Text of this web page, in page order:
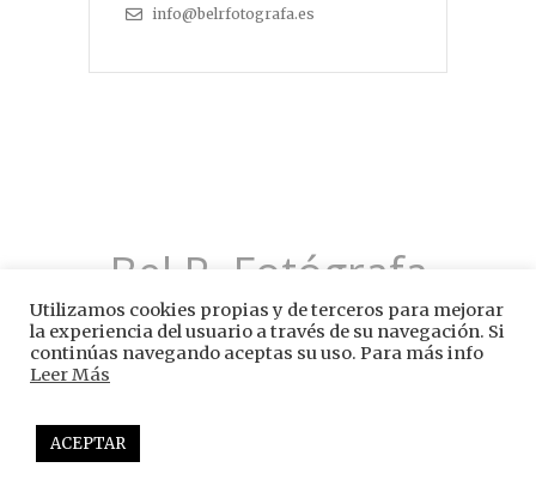
info@belrfotografa.es
Bel R. Fotógrafa
Utilizamos cookies propias y de terceros para mejorar
la experiencia del usuario a través de su navegación. Si
continúas navegando aceptas su uso. Para más info
Leer Más
ACEPTAR